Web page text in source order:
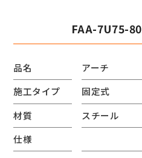
FAA-7U75-
品名
アーチ
施工タイプ
固定式
材質
スチール
仕様